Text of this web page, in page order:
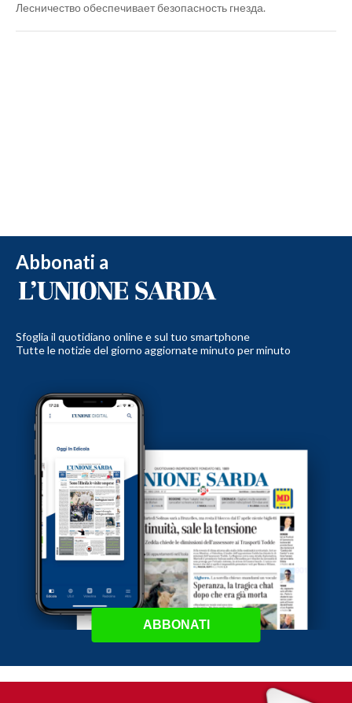
Лесничество обеспечивает безопасность гнезда.
Abbonati a
Sfoglia il quotidiano online e sul tuo smartphone
Tutte le notizie del giorno aggiornate minuto per minuto
ABBONATI